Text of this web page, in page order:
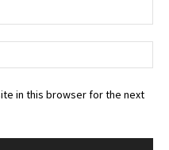
in this browser for the next